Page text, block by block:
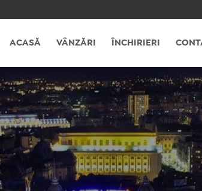
ACASĂ VÂNZĂRI ÎNCHIRIERI